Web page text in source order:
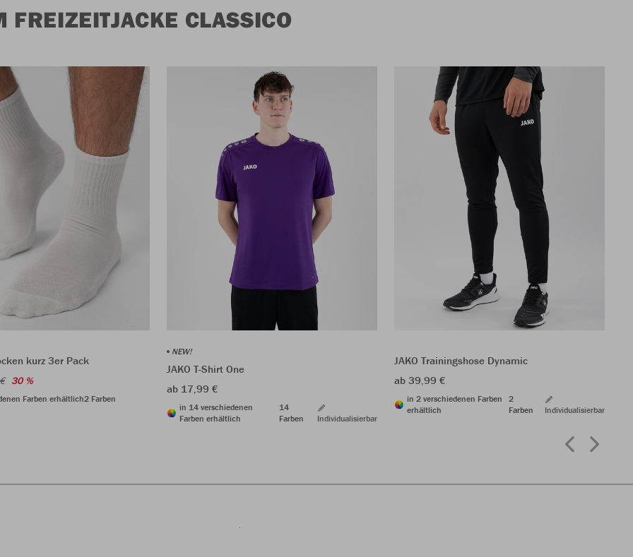
FREIZEITJACKE CLASSICO
kurz 3er Pack
30 %
Farben erhältlich2 Farben
NEW!
JAKO T-Shirt One
ab 17,99 €
in 14 verschiedenen
Farben erhältlich
14
Farben
Individualisierbar
JAKO Trainingshose Dynamic
ab 39,99 €
in 2 verschiedenen Farben
erhältlich
2
Farben
Individualisierbar